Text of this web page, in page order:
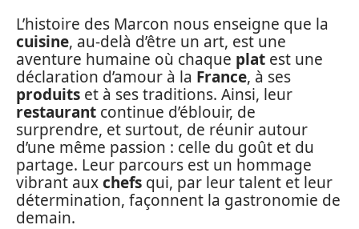
L’histoire des Marcon nous enseigne que la
cuisine, au-delà d’être un art, est une
aventure humaine où chaque plat est une
déclaration d’amour à la France, à ses
produits et à ses traditions. Ainsi, leur
restaurant continue d’éblouir, de
surprendre, et surtout, de réunir autour
d’une même passion : celle du goût et du
partage. Leur parcours est un hommage
vibrant auxchefs qui, par leur talent et leur
détermination, façonnent la gastronomie de
demain.